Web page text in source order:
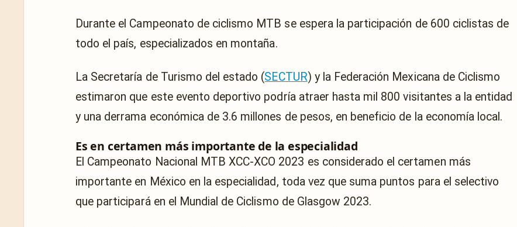
Durante el Campeonato de ciclismo MTB se espera la participación de 600 ciclistas de
todo el país, especializados en montaña.
La Secretaría de Turismo del estado (SECTUR) y la Federación Mexicana de Ciclismo
estimaron que este evento deportivo podría atraer hasta mil 800 visitantes a la entidad
y una derrama económica de 3.6 millones de pesos, en beneficio de la economía local.
Es en certamen más importante de la especialidad
El Campeonato Nacional MTB XCC-XCO 2023 es considerado el certamen más
importante en México en la especialidad, toda vez que suma puntos para el selectivo
que participará en el Mundial de Ciclismo de Glasgow 2023.